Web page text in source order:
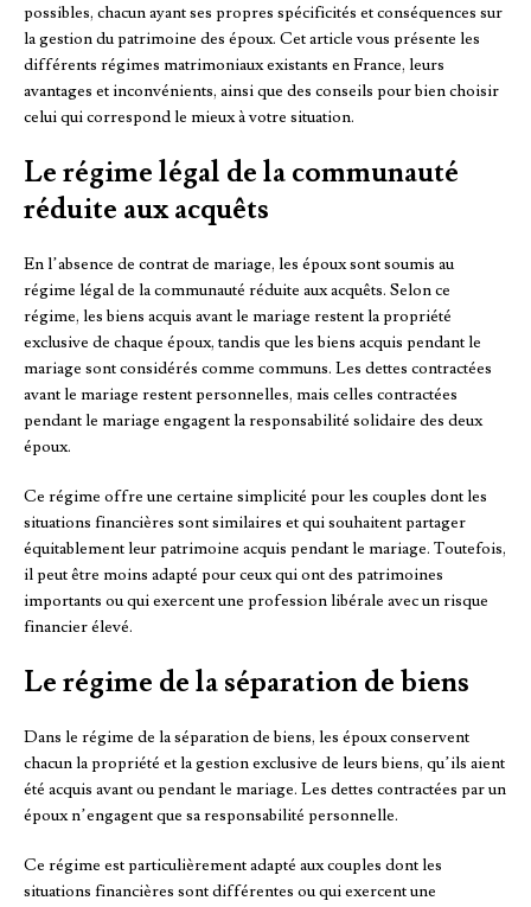
possibles, chacun ayant ses propres spécificités et conséquences sur
la gestion du patrimoine des époux. Cet article vous présente les
différents régimes matrimoniaux existants en France, leurs
avantages et inconvénients, ainsi que des conseils pour bien choisir
celui qui correspond le mieux à votre situation.
Le régime légal de la communauté
réduite aux acquêts
En l’absence de contrat de mariage, les époux sont soumis au
régime légal de la communauté réduite aux acquêts. Selon ce
régime, les biens acquis avant le mariage restent la propriété
exclusive de chaque époux, tandis que les biens acquis pendant le
mariage sont considérés comme communs. Les dettes contractées
avant le mariage restent personnelles, mais celles contractées
pendant le mariage engagent la responsabilité solidaire des deux
époux.
Ce régime offre une certaine simplicité pour les couples dont les
situations financières sont similaires et qui souhaitent partager
équitablement leur patrimoine acquis pendant le mariage. Toutefois,
il peut être moins adapté pour ceux qui ont des patrimoines
importants ou qui exercent une profession libérale avec un risque
financier élevé.
Le régime de la séparation de biens
Dans le régime de la séparation de biens, les époux conservent
chacun la propriété et la gestion exclusive de leurs biens, qu’ils aient
été acquis avant ou pendant le mariage. Les dettes contractées par un
époux n’engagent que sa responsabilité personnelle.
Ce régime est particulièrement adapté aux couples dont les
situations financières sont différentes ou qui exercent une